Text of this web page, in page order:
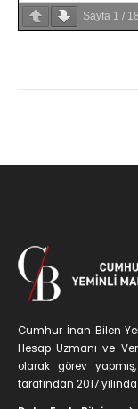
Sayfa 1 / 18
Cumhur İnan Bilen
Hesap Uzmanı ve
olarak görev
tarafından 2017